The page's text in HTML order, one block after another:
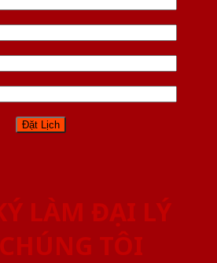
LÀM ĐẠI LÝ
TÔI